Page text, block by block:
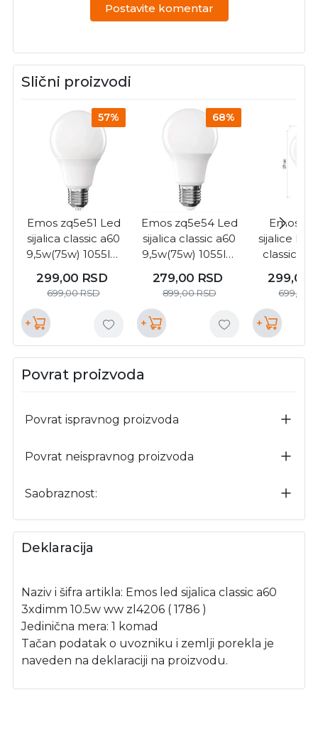
Postavite komentar
Slični proizvodi
57%
Emos zq5e51 Led
sijalica classic a60
9,5w(75w) 1055lm
299,00 RSD
699,00RSD
+
68%
Emos zq5e54 Led
sijalica classic a60
9,5w(75w) 1055lm
279,00 RSD
899,00RSD
+
Emos
sijalice Led
classic
3393
299,00
699,00
+
Povrat proizvoda
Povrat ispravnog proizvoda
Povrat neispravnog proizvoda
Saobraznost:
Deklaracija
Naziv i šifra artikla: Emos led sijalica classic a60
3xdimm 10.5w ww zl4206 ( 1786 )
Jedinična mera: 1 komad
Tačan podatak o uvozniku i zemlji porekla je
naveden na deklaraciji na proizvodu.